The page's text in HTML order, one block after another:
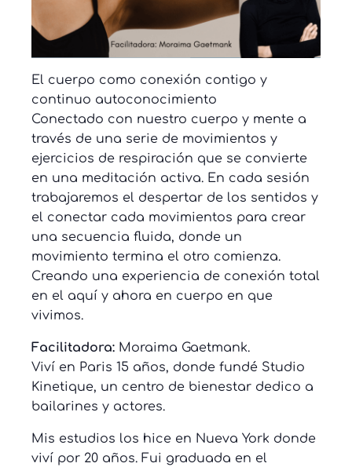
El cuerpo como conexión contigo y
continuo autoconocimiento
Conectado con nuestro cuerpo y mente a
través de una serie de movimientos y
ejercicios de respiración que se convierte
en una meditación activa. En cada sesión
trabajaremos el despertar de los sentidos y
el conectar cada movimientos para crear
una secuencia fluida, donde un
movimiento termina el otro comienza.
Creando una experiencia de conexión total
en el aquí y ahora en cuerpo en que
vivimos.
Facilitadora: Moraima Gaetmank.
Viví en Paris 15 años, donde fundé Studio
Kinetique, un centro de bienestar dedico a
bailarines y actores.
Mis estudios los hice en Nueva York donde
viví por 20 años. Fui graduada en el